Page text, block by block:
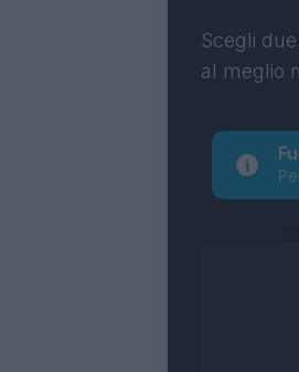
Scegli
al meglio